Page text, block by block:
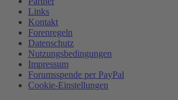
Links
Kontakt
Forenregeln
Datenschutz
Nutzungsbedingungen
Impressum
Forumsspende per PayPal
Cookie-Einstellungen